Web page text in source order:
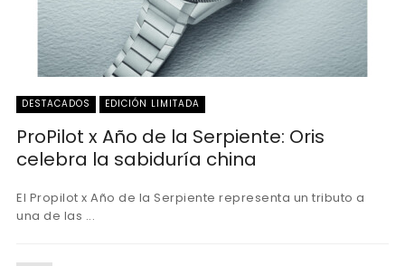
DESTACADOS EDICIÓN LIMITADA
ProPilot x Año de la Serpiente: Oris
celebra la sabiduría china
El Propilot x Año de la Serpiente representa un tributo a
una de las ...